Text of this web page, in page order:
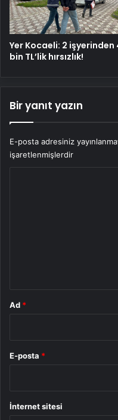
Yer Kocaeli: 2 işyerinden
bin TL’lik hırsızlık!
Bir yanıt yazın
E-posta adresiniz
işaretlenmişlerdir
Ad *
E-posta *
İnternet sitesi